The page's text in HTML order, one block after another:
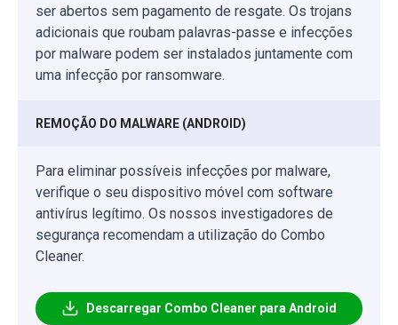
ser abertos sem pagamento de resgate. Os trojans
adicionais que roubam palavras-passe e infecções
por malware podem ser instalados juntamente com
uma infecção por ransomware.
REMOÇÃO DO MALWARE (ANDROID)
Para eliminar possíveis infecções por malware,
verifique o seu dispositivo móvel com software
antivírus legítimo. Os nossos investigadores de
segurança recomendam a utilização do Combo
Cleaner.
Descarregar Combo Cleaner para Android